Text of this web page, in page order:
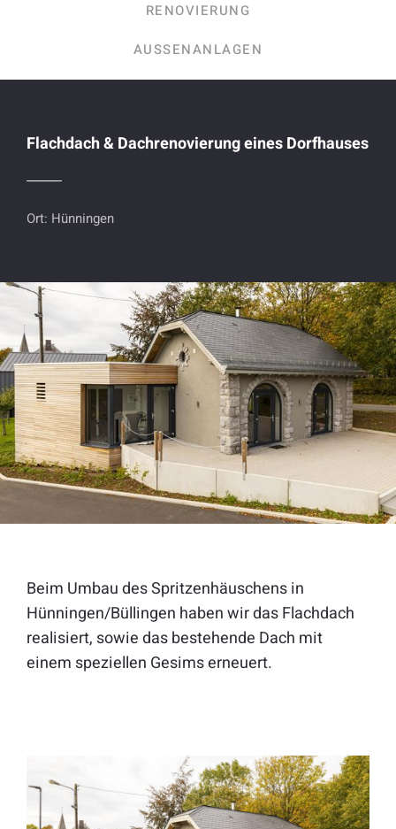
RENOVIERUNG
AUSSENANLAGEN
Flachdach & Dachrenovierung eines Dorfhauses
Ort: Hünningen
Beim Umbau des Spritzenhäuschens in
Hünningen/Büllingen haben wir das Flachdach
realisiert, sowie das bestehende Dach mit
einem speziellen Gesims erneuert.